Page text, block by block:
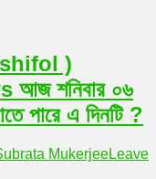
)
শনিবার ০৬
পারে এ দিনটি ?
MukerjeeLeave